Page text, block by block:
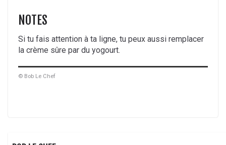
NOTES
Si tu fais attention à ta ligne, tu peux aussi remplacer
la crème sûre par du yogourt.
© Bob Le Chef